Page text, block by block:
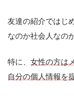
友達の紹介ではじ
なのか社会人なの
特に、 女性の方は
自分の個人情報を